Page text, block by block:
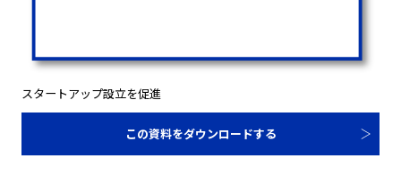
スタートアップ設立を促進
この資料をダウンロードする